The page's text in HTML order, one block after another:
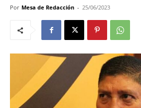
Por Mesa de Redacción - 25/06/2023